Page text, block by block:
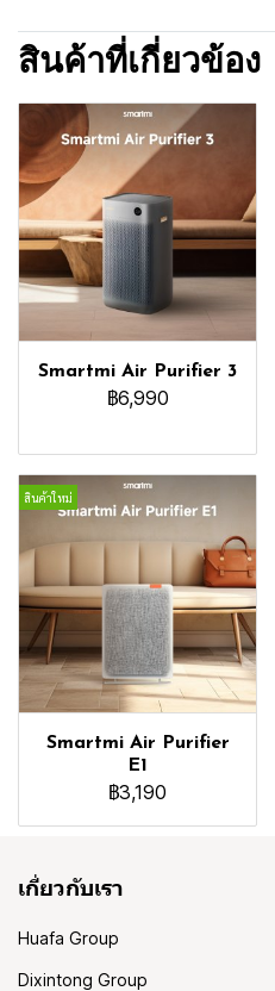
สินค้าที่เกี่ยวข้อง
Smartmi Air Purifier 3
฿6,990
สินค้าใหม่
Smartmi Air Purifier
E1
฿3,190
เกี่ยวกับเรา
Huafa Group
Dixintong Group